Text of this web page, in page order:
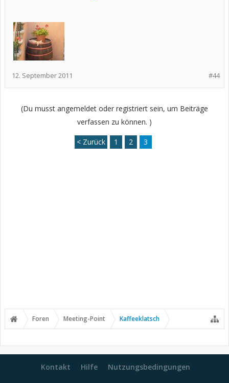
#44
12. September 2011
(Du musst angemeldet oder registriert sein, um Beiträge
verfassen zu können. )
< Zurück 1 2 3
Foren Meeting-Point Kaffeeklatsch
Kontakt Hilfe Nutzungsbedingungen